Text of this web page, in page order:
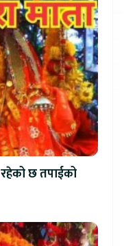
छ तपाईको